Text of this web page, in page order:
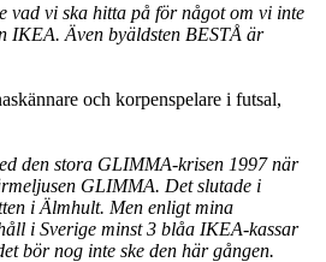
vad vi ska hitta på för något om vi inte
IKEA. Även byäldsten BESTÅ är
och korpenspelare i futsal,
den stora GLIMMA-krisen 1997 när
GLIMMA. Det slutade i
i Älmhult. Men enligt mina
i Sverige minst 3 blåa IKEA-kassar
bör nog inte ske den här gången.